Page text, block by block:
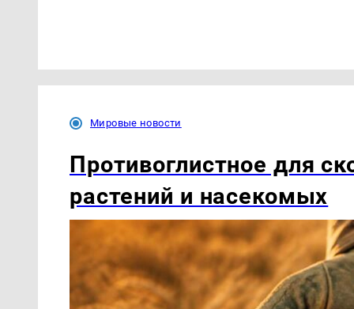
Мировые новости
Противоглистное для
растений и насекомых